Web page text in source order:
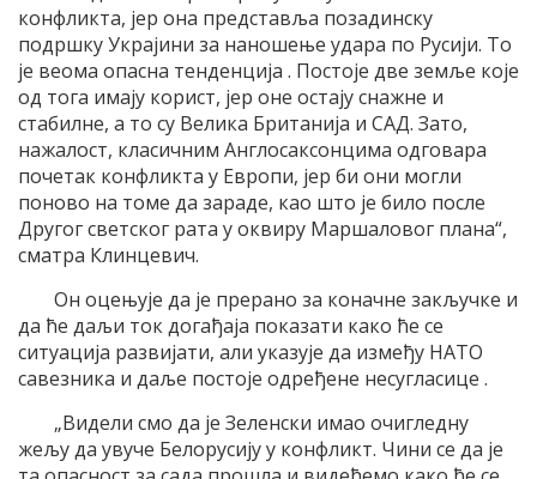
конфликта, јер она представља позадинску
подршку Украјини за наношење удара по Русији. То
је веома опасна тенденција . Постоје две земље које
од тога имају корист, јер оне остају снажне и
стабилне, а то су Велика Британија и САД. Зато,
нажалост, класичним Англосаксонцима одговара
почетак конфликта у Европи, јер би они могли
поново на томе да зараде, као што је било после
Другог светског рата у оквиру Маршаловог плана“,
сматра Клинцевич.
Он оцењује да је прерано за коначне закључке и
да ће даљи ток догађаја показати како ће се
ситуација развијати, али указује да између НАТО
савезника и даље постоје одређене несугласице .
„Видели смо да је Зеленски имао очигледну
жељу да увуче Белорусију у конфликт. Чини се да је